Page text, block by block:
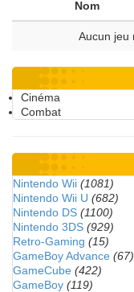
Nom
Aucun jeu
Cinéma
Combat
Nintendo Wii (1081)
Nintendo Wii U (682)
Nintendo DS (1100)
Nintendo 3DS (929)
Retro-Gaming (15)
GameBoy Advance (67)
GameCube (422)
GameBoy (119)